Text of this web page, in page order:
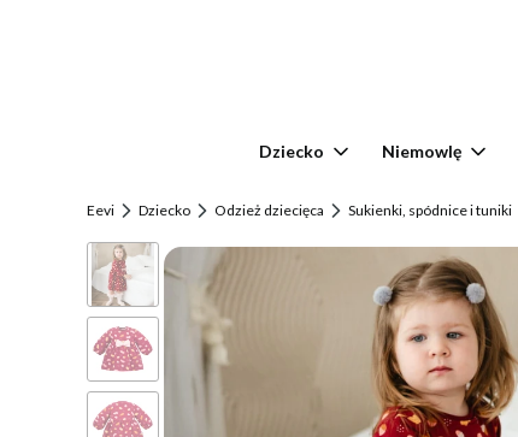
Dziecko Niemowlę
Eevi Dziecko Odzież dziecięca Sukienki, spódnice i tuniki